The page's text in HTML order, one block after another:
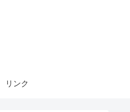
リンク